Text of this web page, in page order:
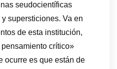
seudocientíficas
supersticiones. Va en
de esta institución,
crítico»
ocurre es que están de